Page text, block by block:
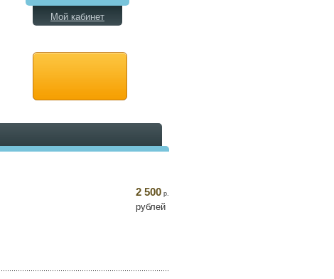
Мой кабинет
2 500 р.
рублей